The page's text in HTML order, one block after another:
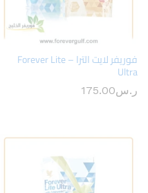
فوريفر لايت الترا – Forever Lite
Ultra
ر.س175.00